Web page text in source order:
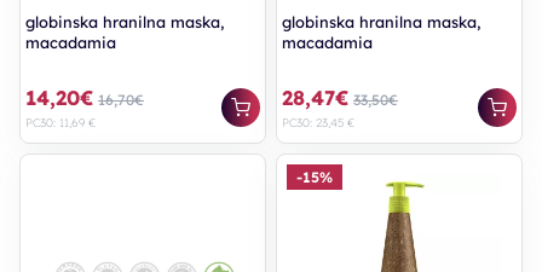
globinska hranilna maska,
macadamia
14,20€ 16,70€
PC30: 11,69 €
globinska hranilna maska,
macadamia
28,47€ 33,50€
PC30: 23,45 €
-15%